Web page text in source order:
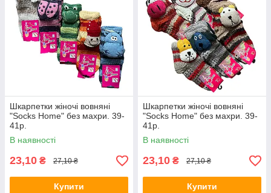
Шкарпетки жіночі вовняні
"Socks Home" без махри. 39-
41р.
В наявності
23,10 ₴ 27,10 ₴
Купити
Шкарпетки жіночі вовняні
"Socks Home" без махри. 39-
41р.
В наявності
23,10 ₴ 27,10 ₴
Купити